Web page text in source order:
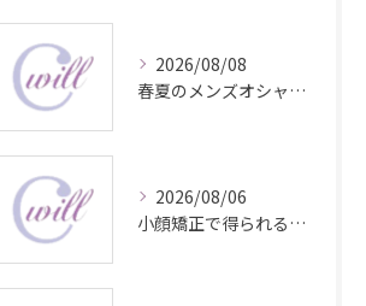
2026/08/08
春夏のメンズオシャレ最前線スタイル
2026/08/06
小顔矯正で得られる顔変化の科学的効果